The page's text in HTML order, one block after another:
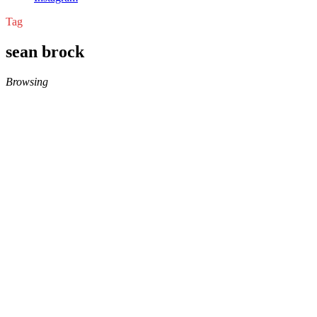
Tag
sean brock
Browsing